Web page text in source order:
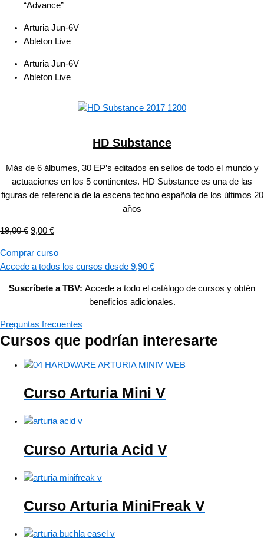
“Advance”
Arturia Jun-6V
Ableton Live
Arturia Jun-6V
Ableton Live
HD Substance
Más de 6 álbumes, 30 EP’s editados en sellos de todo el mundo y
actuaciones en los 5 continentes. HD Substance es una de las
figuras de referencia de la escena techno española de los últimos 20
años
19,00€ 9,00 €
Comprar curso
Accede a todos los cursos desde 9,90 €
Suscríbete a TBV: Accede a todo el catálogo de cursos y obtén
beneficios adicionales.
Preguntas frecuentes
Cursos que podrían interesarte
Curso Arturia Mini V
Curso Arturia Acid V
Curso Arturia MiniFreak V